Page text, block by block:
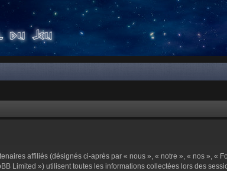
affiliés (désignés ci-après par « nous », « notre », « nos », «
Limited ») utilisent toutes les informations collectées lors des